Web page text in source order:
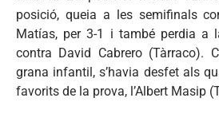
posició, queia a les semifinals
Matías, per 3-1 i també perdia a
contra David Cabrero (Tàrraco).
grana infantil, s’havia desfet als
favorits de la prova, l’Albert Masip